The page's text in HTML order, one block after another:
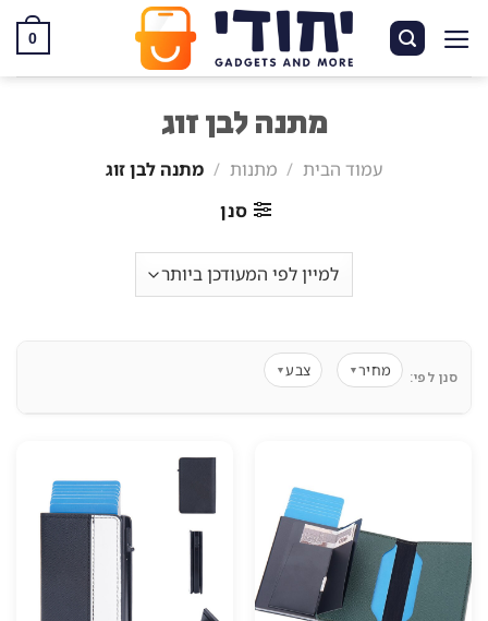
0
מתנה לבן זוג
עמוד הבית / מתנות / מתנה לבן זוג
סנן
סנן לפי: מחיר▼ צבע▼